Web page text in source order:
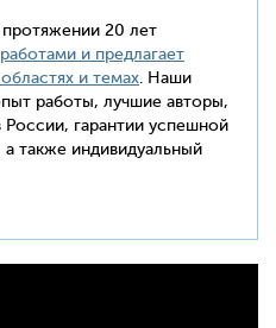
20 лет
и предлагает
и темах. Наши
работы, лучшие авторы,
гарантии успешной
также индивидуальный